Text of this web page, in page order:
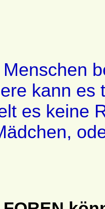
Menschen
kann es
es keine